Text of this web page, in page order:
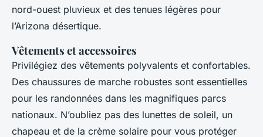
nord-ouest pluvieux et des tenues légères pour
l’Arizona désertique.
Vêtements et accessoires
Privilégiez des vêtements polyvalents et confortables.
Des chaussures de marche robustes sont essentielles
pour les randonnées dans les magnifiques parcs
nationaux. N’oubliez pas des lunettes de soleil, un
chapeau et de la crème solaire pour vous protéger